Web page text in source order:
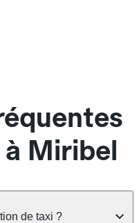
Miribel
de taxi ?